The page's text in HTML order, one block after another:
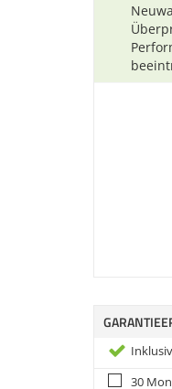
30